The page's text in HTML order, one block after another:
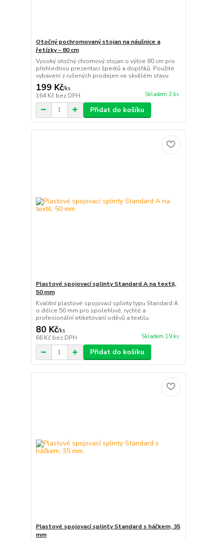
Otočný pochromovaný stojan na náušnice a
řetízky – 80 cm
Vysoký otočný chromový stojan o výšce 80 cm pro
přehlednou prezentaci šperků a doplňků. Použité
vybavení z rušených prodejen ve skvělém stavu.
199 Kč/ks
164 Kč bez DPH Skladem 2 ks
Přidat do košíku
Plastové spojovací splinty Standard A na textil,
50 mm
Kvalitní plastové spojovací splinty typu Standard A
o délce 50 mm pro spolehlivé, rychlé a
profesionální etiketování oděvů a textilu.
80 Kč/ks
66 Kč bez DPH Skladem 19 ks
Přidat do košíku
Plastové spojovací splinty Standard s háčkem, 35
mm